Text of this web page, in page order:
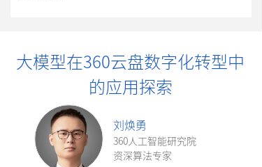
刘焕勇
360人工智能研究院
资深算法专家
大模型在360云盘数字化转型中
的应用探索